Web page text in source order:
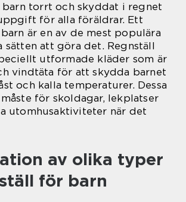
torrt och skyddat i regnet
för alla föräldrar. Ett
är en av de mest populära
sätten att göra det. Regnställ
utformade kläder som är
vindtäta för att skydda barnet
och kalla temperaturer. Dessa
för skoldagar, lekplatser
utomhusaktiviteter när det
av olika typer
för barn